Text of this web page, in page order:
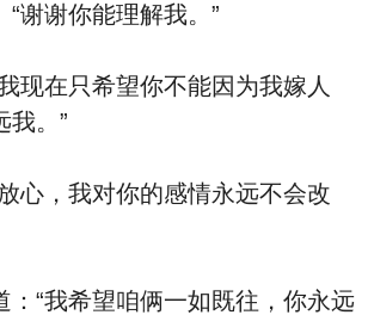
谢谢你能理解我。”
现在只希望你不能因为我嫁人
我。”
心，我对你的感情永远不会改
：“我希望咱俩一如既往，你永远